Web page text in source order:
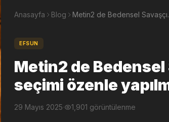
Anasayfa Blog Metin2 de
EFSUN
Metin2 de Bedensel
seçimi özenle
29 Mayıs 2025· 1,901 görüntülenme